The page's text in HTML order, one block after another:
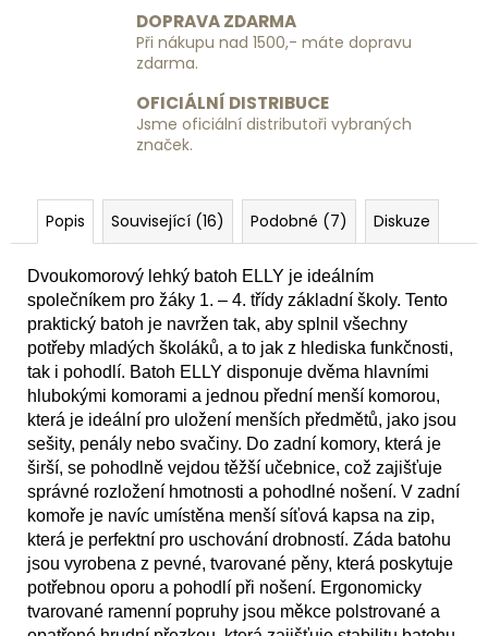
DOPRAVA ZDARMA
Při nákupu nad 1500,- máte dopravu
zdarma.
OFICIÁLNÍ DISTRIBUCE
Jsme oficiální distributoři vybraných
značek.
Popis Související (16) Podobné (7) Diskuze
Dvoukomorový lehký batoh ELLY je ideálním
společníkem pro žáky 1. – 4. třídy základní školy. Tento
praktický batoh je navržen tak, aby splnil všechny
potřeby mladých školáků, a to jak z hlediska funkčnosti,
tak i pohodlí. Batoh ELLY disponuje dvěma hlavními
hlubokými komorami a jednou přední menší komorou,
která je ideální pro uložení menších předmětů, jako jsou
sešity, penály nebo svačiny. Do zadní komory, která je
širší, se pohodlně vejdou těžší učebnice, což zajišťuje
správné rozložení hmotnosti a pohodlné nošení. V zadní
komoře je navíc umístěna menší síťová kapsa na zip,
která je perfektní pro uschování drobností. Záda batohu
jsou vyrobena z pevné, tvarované pěny, která poskytuje
potřebnou oporu a pohodlí při nošení. Ergonomicky
tvarované ramenní popruhy jsou měkce polstrované a